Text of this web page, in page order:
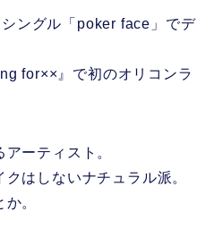
ングル「poker face」でデ
for××』で初のオリコンラ
ーティスト。
はしないナチュラル派。
。